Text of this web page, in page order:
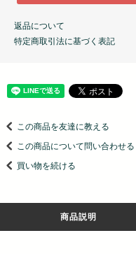
返品について
特定商取引法に基づく表記
この商品を友達に教える
この商品について問い合わせる
買い物を続ける
商品説明